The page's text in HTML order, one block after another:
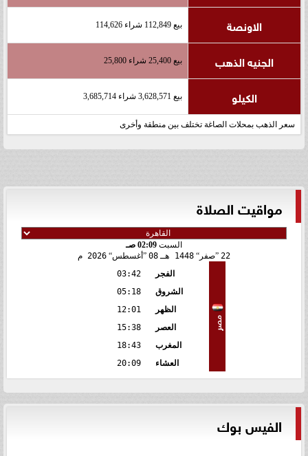
الاونصة بيع 112,849 شراء 114,626
الجنيه الذهب بيع 25,400 شراء 25,800
الكيلو بيع 3,628,571 شراء 3,685,714
سعر الذهب بمحلات الصاغة تختلف بين منطقة وأخرى
مواقيت الصلاة
السبت 02:09 صـ
22 صفر 1448 هـ 08 أغسطس 2026 م
مصر
الفجر
03:42
الشروق
05:18
الظهر
12:01
العصر
15:38
المغرب
18:43
العشاء
20:09
الفيس بوك